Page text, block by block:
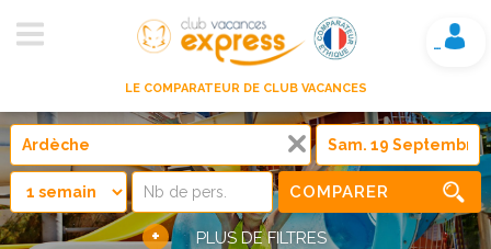
LE COMPARATEUR DE CLUB VACANCES
Mon compte
COMPARER
+ PLUS DE FILTRES